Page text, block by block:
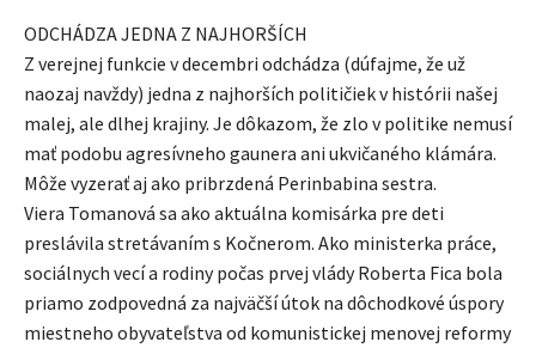
ODCHÁDZA JEDNA Z NAJHORŠÍCH
Z verejnej funkcie v decembri odchádza (dúfajme, že už
naozaj navždy) jedna z najhorších političiek v histórii našej
malej, ale dlhej krajiny. Je dôkazom, že zlo v politike nemusí
mať podobu agresívneho gaunera ani ukvičaného klámára.
Môže vyzerať aj ako pribrzdená Perinbabina sestra.
Viera Tomanová sa ako aktuálna komisárka pre deti
preslávila stretávaním s Kočnerom. Ako ministerka práce,
sociálnych vecí a rodiny počas prvej vlády Roberta Fica bola
priamo zodpovedná za najväčší útok na dôchodkové úspory
miestneho obyvateľstva od komunistickej menovej reformy